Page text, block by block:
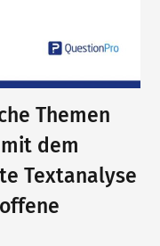
Themen
dem
Textanalyse